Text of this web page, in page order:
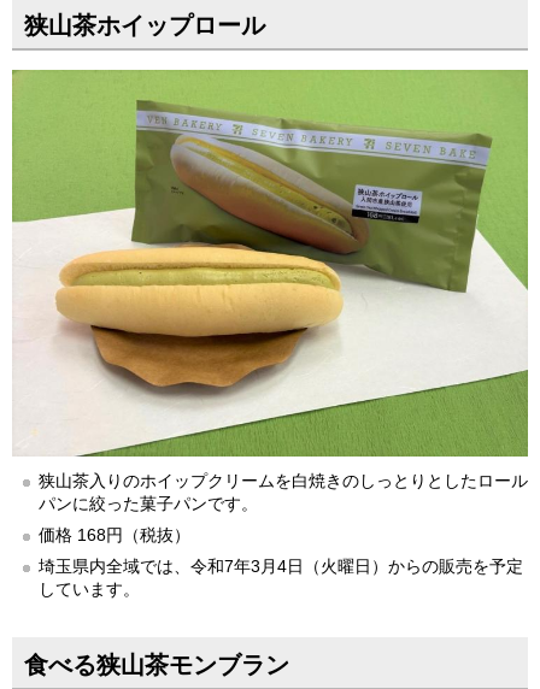
狭山茶ホイップロール
狭山茶入りのホイップクリームを白焼きのしっとりとしたロール
パンに絞った菓子パンです。
価格 168円（税抜）
埼玉県内全域では、令和7年3月4日（火曜日）からの販売を予定
しています。
食べる狭山茶モンブラン